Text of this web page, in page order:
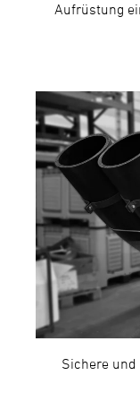
Aufrüstung
Sichere